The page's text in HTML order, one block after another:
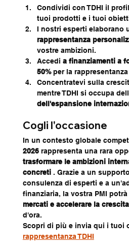
Condividi con TDHI il
tuoi prodotti e i tuoi
I nostri esperti elaborano
rappresentanza
vostre ambizioni.
Accedi a finanziamenti a
50% per la
Concentratevi sulla
mentre TDHI si occupa
dell'espansione
Cogli l'occasione
In un contesto globale
2026 rappresenta una rara
trasformare le ambizioni
concreti . Grazie a un
consulenza di esperti e a
finanziaria, la vostra PMI potrà
mercati e accelerare la crescita
d'ora.
Scopri di più e invia qui i tuoi
rappresentanza TDHI